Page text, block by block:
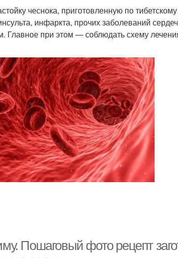
чеснока, приготовленную по
инфаркта, прочих заболеваний
Главное при этом — соблюдать схему
Пошаговый фото рецепт